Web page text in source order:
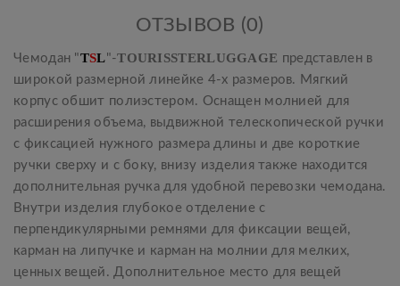
ОТЗЫВОВ (0)
Чемодан "TSL"-TOURISSTERLUGGAGE представлен в
широкой размерной линейке 4-х размеров. Мягкий
корпус обшит полиэстером. Оснащен молнией для
расширения объема, выдвижной телескопической ручки
с фиксацией нужного размера длины и две короткие
ручки сверху и с боку, внизу изделия также находится
дополнительная ручка для удобной перевозки чемодана.
Внутри изделия глубокое отделение с
перпендикулярными ремнями для фиксации вещей,
карман на липучке и карман на молнии для мелких,
ценных вещей. Дополнительное место для вещей